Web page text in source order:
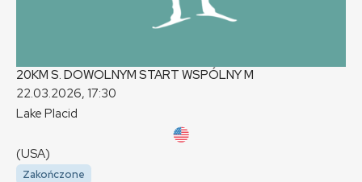
20KM S. DOWOLNYM START WSPÓLNYM
22.03.2026, 17:30
Lake Placid
(USA)
Zakończone